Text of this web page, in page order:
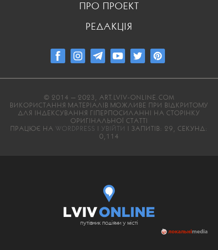
ПРО ПРОЕКТ
РЕДАКЦІЯ
© 2014 — 2023, ART.LVIV-ONLINE.COM
ВИКОРИСТАННЯ МАТЕРІАЛІВ МОЖЛИВЕ ПРИ ВІДКРИТОМУ
ДЛЯ ІНДЕКСУВАННЯ ГІПЕРПОСИЛАННІ НА СТОРІНКУ
ОРИГІНАЛЬНОЇ СТАТТІ
ПРАЦЮЄ НА WORDPRESS | УВІЙТИ | ЗАПИТІВ: 29, СЕКУНД:
0,114
путівник подіями у місті